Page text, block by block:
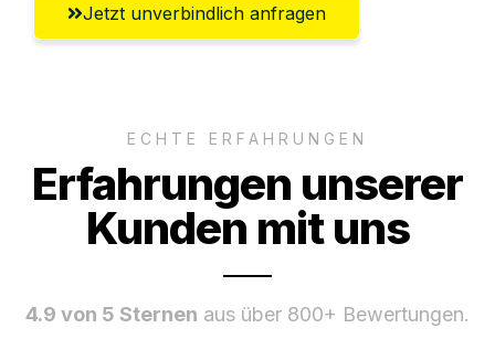
Jetzt unverbindlich anfragen
ECHTE ERFAHRUNGEN
Erfahrungen unserer
Kunden mit uns
4.9 von 5 Sternen aus über 800+ Bewertungen.